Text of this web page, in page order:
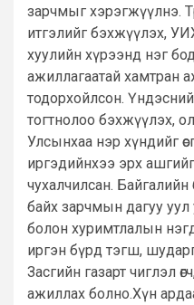
зарчмыг хэрэгжүүлнэ.
итгэлийг бэхжүүлэх,
хуулийн хүрээнд нэг
ажиллагаатай хамтран
тодорхойлсон.
тогтнолоо бэхжүүлэх,
Улсынхаа нэр хүндийг
иргэдийнхээ эрх
чухалчилсан.
байх зарчмын дагуу уул
болон хуримтлалын
иргэн бүрд тэгш,
Засгийн газарт чиглэл
ажиллах болно.Хүн